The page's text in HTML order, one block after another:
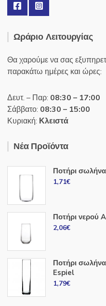
Ωράριο Λειτουργίας
Θα χαρούμε να σας
παρακάτω ημέρες και ώρες:
Δευτ. – Παρ: 08:30 – 17:00
Σάββατο: 08:30 – 15:00
Κυριακή: Κλειστά
Νέα Προϊόντα
Ποτήρι
1,71€
Ποτήρι νερού
2,06€
Ποτήρι
Espiel
1,79€